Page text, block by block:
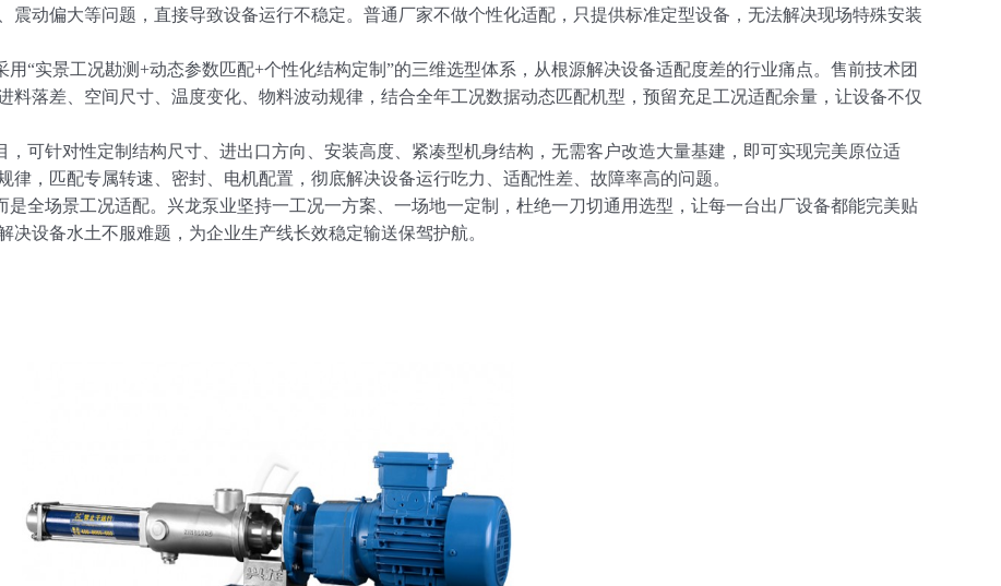
震动偏大等问题，直接导致设备运行不稳定。普通厂家不做个性化适配，只提供标准定型设备，无法解决现场特殊安装
实景工况勘测+动态参数匹配+个性化结构定制”的三维选型体系，从根源解决设备适配度差的行业痛点。售前技术团
料落差、空间尺寸、温度变化、物料波动规律，结合全年工况数据动态匹配机型，预留充足工况适配余量，让设备不仅
针对性定制结构尺寸、进出口方向、安装高度、紧凑型机身结构，无需客户改造大量基建，即可实现完美原位适
，匹配专属转速、密封、电机配置，彻底解决设备运行吃力、适配性差、故障率高的问题。
场景工况适配。兴龙泵业坚持一工况一方案、一场地一定制，杜绝一刀切通用选型，让每一台出厂设备都能完美贴
设备水土不服难题，为企业生产线长效稳定输送保驾护航。